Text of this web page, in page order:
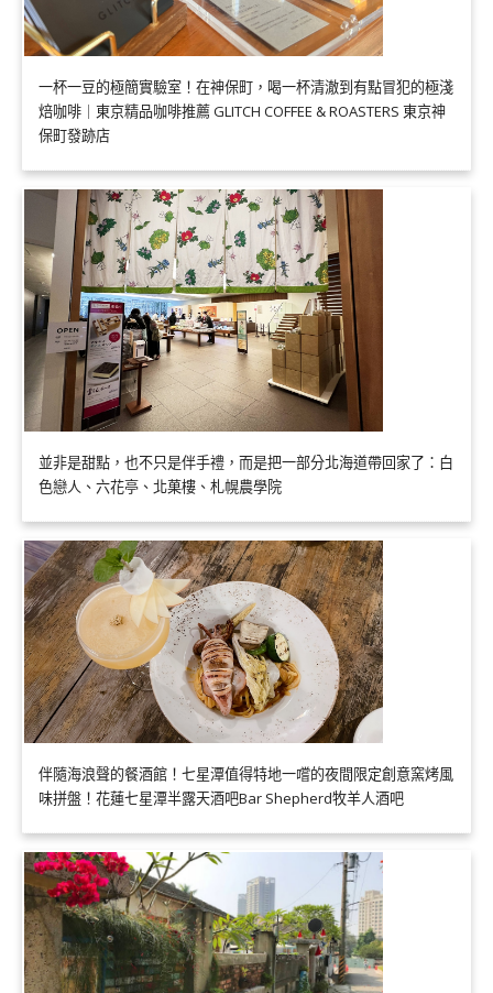
一杯一豆的極簡實驗室！在神保町，喝一杯清澈到有點冒犯的極淺
焙咖啡｜東京精品咖啡推薦 GLITCH COFFEE & ROASTERS 東京神
保町發跡店
並非是甜點，也不只是伴手禮，而是把一部分北海道帶回家了：白
色戀人、六花亭、北菓樓、札幌農學院
伴隨海浪聲的餐酒館！七星潭值得特地一嚐的夜間限定創意窯烤風
味拼盤！花蓮七星潭半露天酒吧Bar Shepherd牧羊人酒吧